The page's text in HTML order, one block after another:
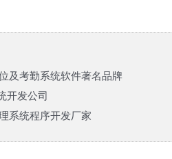
及考勤系统软件著名品牌
开发公司
系统程序开发厂家